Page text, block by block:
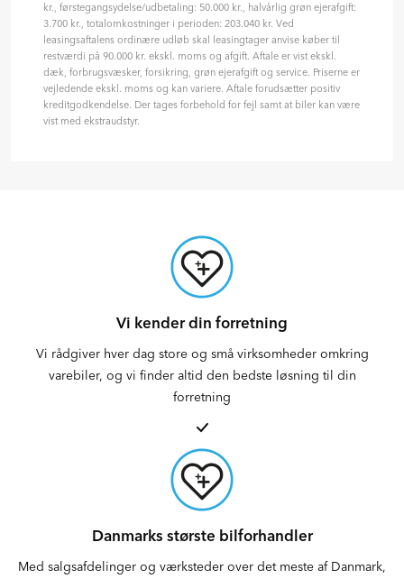
kr., førstegangsydelse/udbetaling: 50.000 kr., halvårlig grøn ejerafgift:
3.700 kr., totalomkostninger i perioden: 203.040 kr. Ved
leasingsaftalens ordinære udløb skal leasingtager anvise køber til
restværdi på 90.000 kr. ekskl. moms og afgift. Aftale er vist ekskl.
dæk, forbrugsvæsker, forsikring, grøn ejerafgift og service. Priserne er
vejledende ekskl. moms og kan variere. Aftale forudsætter positiv
kreditgodkendelse. Der tages forbehold for fejl samt at biler kan være
vist med ekstraudstyr.
Vi kender din forretning
Vi rådgiver hver dag store og små virksomheder omkring
varebiler, og vi finder altid den bedste løsning til din
forretning
Danmarks største bilforhandler
Med salgsafdelinger og værksteder over det meste af Danmark,